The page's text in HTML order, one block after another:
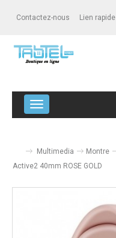
Contactez-nous Lien rapide
Navigation bascule
Multimedia Montre
Active2 40mm ROSE GOLD